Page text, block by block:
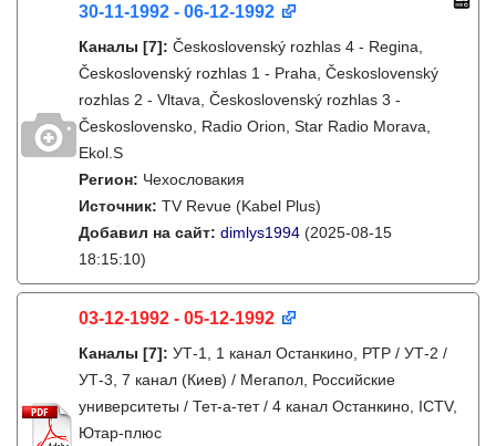
30-11-1992 - 06-12-1992
Каналы [7]: Československý rozhlas 4 - Regina,
Československý rozhlas 1 - Praha, Československý
rozhlas 2 - Vltava, Československý rozhlas 3 -
Československo, Radio Orion, Star Radio Morava,
Ekol.S
Регион: Чехословакия
Источник: TV Revue (Kabel Plus)
Добавил на сайт: dimlys1994 (2025-08-15
18:15:10)
03-12-1992 - 05-12-1992
Каналы [7]: УТ-1, 1 канал Останкино, РТР / УТ-2 /
УТ-3, 7 канал (Киев) / Мегапол, Российские
университеты / Тет-а-тет / 4 канал Останкино, ICTV,
Ютар-плюс